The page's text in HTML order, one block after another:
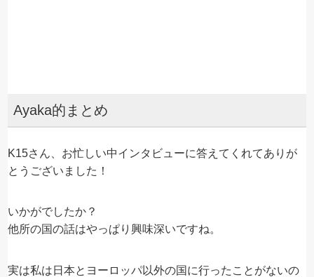
Ayaka的まとめ
K15さん、お忙しい中インタビューに答えてくれてありが
とうございました！
いかがでしたか？
他所の国の話はやっぱり興味深いですね。
実は私は日本とヨーロッパ以外の国に行ったことがないの